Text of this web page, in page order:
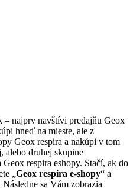
najprv navštívi predajňu Geox
hneď na mieste, ale z
Geox respira a nakúpi v tom
alebo druhej skupine
respira eshopy. Stačí, ak do
„Geox respira e-shopy“ a
Následne sa Vám zobrazia